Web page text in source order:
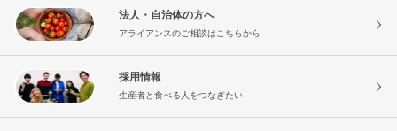
法人・自治体の方へ
アライアンスのご相談はこちらから
採用情報
生産者と食べる人をつなぎたい